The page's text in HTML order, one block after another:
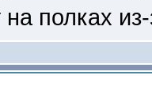
на полках